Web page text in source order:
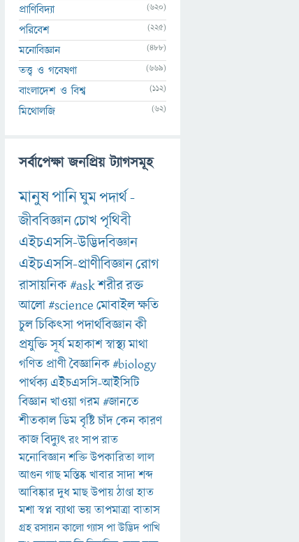
প্রাণিবিদ্যা (620)
পরিবেশ (225)
মনোবিজ্ঞান (488)
তত্ত্ব ও গবেষণা (669)
বাংলাদেশ ও বিশ্ব (112)
মিথোলজি (62)
সর্বাপেক্ষা জনপ্রিয় ট্যাগসমূহ
মানুষপানিঘুমপদার্থ-
জীববিজ্ঞানচোখপৃথিবী
এইচএসসি-উদ্ভিদবিজ্ঞান
এইচএসসি-প্রাণীবিজ্ঞানরোগ
রাসায়নিক#askশরীররক্ত
আলো#scienceমোবাইলক্ষতি
চুলচিকিৎসাপদার্থবিজ্ঞানকী
প্রযুক্তিসূর্যমহাকাশস্বাস্থ্যমাথা
গণিত প্রাণীবৈজ্ঞানিক#biology
পার্থক্য এইচএসসি-আইসিটি
বিজ্ঞানখাওয়াগরম#জানতে
শীতকালডিমবৃষ্টিচাঁদকেনকারণ
কাজবিদ্যুৎরংসাপরাত
মনোবিজ্ঞানশক্তিউপকারিতালাল
আগুনগাছমস্তিষ্কখাবারসাদাশব্দ
আবিষ্কারদুধমাছউপায়ঠাণ্ডাহাত
মশাস্বপ্নব্যাথাভয়তাপমাত্রাবাতাস
গ্রহরসায়নকালোগ্যাসপাউদ্ভিদপাখি